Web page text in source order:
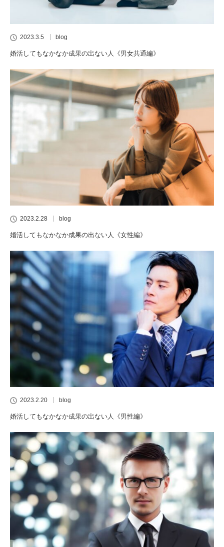
2023.3.5 blog
婚活してもなかなか成果の出ない人《男女共通編》
2023.2.28 blog
婚活してもなかなか成果の出ない人《女性編》
2023.2.20 blog
婚活してもなかなか成果の出ない人《男性編》